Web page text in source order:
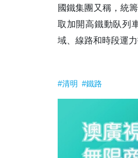
國鐵集團又稱，統
取加開高鐵動臥列
域、線路和時段運
#清明 #鐵路